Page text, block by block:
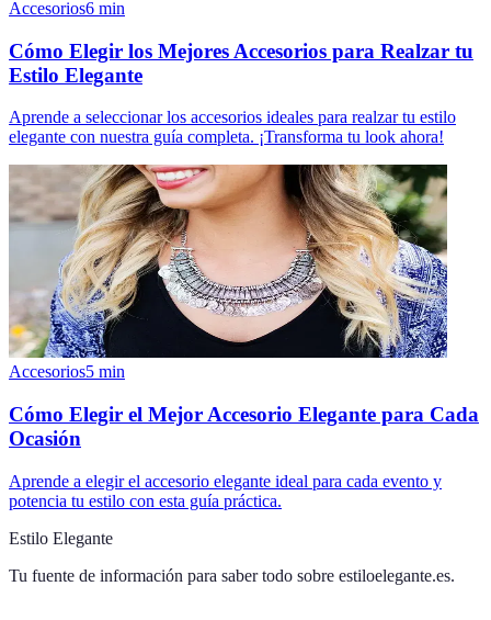
Accesorios6 min
Cómo Elegir los Mejores Accesorios para Realzar tu
Estilo Elegante
Aprende a seleccionar los accesorios ideales para realzar tu estilo
elegante con nuestra guía completa. ¡Transforma tu look ahora!
Accesorios5 min
Cómo Elegir el Mejor Accesorio Elegante para Cada
Ocasión
Aprende a elegir el accesorio elegante ideal para cada evento y
potencia tu estilo con esta guía práctica.
Estilo Elegante
Tu fuente de información para saber todo sobre estiloelegante.es.